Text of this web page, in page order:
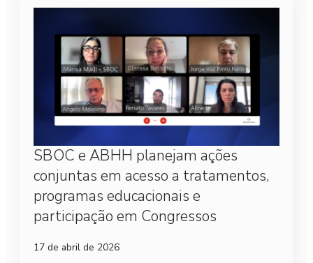
SBOC e ABHH planejam ações
conjuntas em acesso a tratamentos,
programas educacionais e
participação em Congressos
17 de abril de 2026